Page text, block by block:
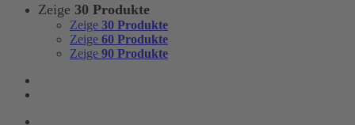
Zeige 30 Produkte
Zeige 30 Produkte
Zeige 60 Produkte
Zeige 90 Produkte